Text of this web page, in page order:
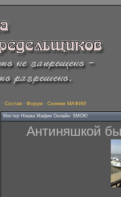
· Состав · Форум · Снимки МАФИИ
Мистер Няшка Мафии Онлайн- SMOK!
Антиняшкой